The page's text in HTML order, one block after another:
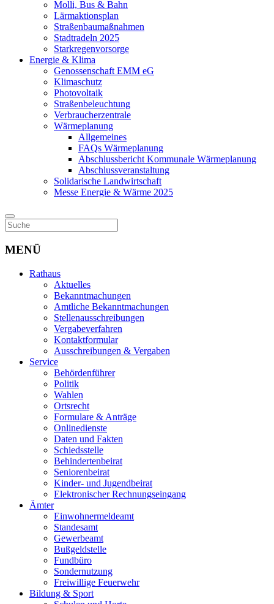
Molli, Bus & Bahn
Lärmaktionsplan
Straßenbaumaßnahmen
Stadtradeln 2025
Starkregenvorsorge
Energie & Klima
Genossenschaft EMM eG
Klimaschutz
Photovoltaik
Straßenbeleuchtung
Verbraucherzentrale
Wärmeplanung
Allgemeines
FAQs Wärmeplanung
Abschlussbericht Kommunale Wärmeplanung
Abschlussveranstaltung
Solidarische Landwirtschaft
Messe Energie & Wärme 2025
MENÜ
Rathaus
Aktuelles
Bekanntmachungen
Amtliche Bekanntmachungen
Stellenausschreibungen
Vergabeverfahren
Kontaktformular
Ausschreibungen & Vergaben
Service
Behördenführer
Politik
Wahlen
Ortsrecht
Formulare & Anträge
Onlinedienste
Daten und Fakten
Schiedsstelle
Behindertenbeirat
Seniorenbeirat
Kinder- und Jugendbeirat
Elektronischer Rechnungseingang
Ämter
Einwohnermeldeamt
Standesamt
Gewerbeamt
Bußgeldstelle
Fundbüro
Sondernutzung
Freiwillige Feuerwehr
Bildung & Sport